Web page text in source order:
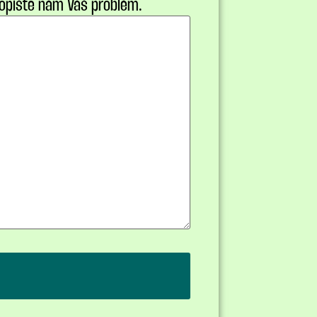
nám Váš problém.